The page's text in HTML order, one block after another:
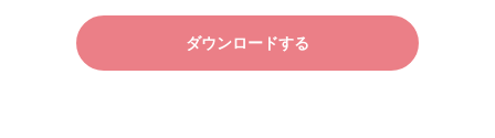
ダウンロードする